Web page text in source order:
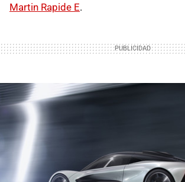
Martin Rapide E.